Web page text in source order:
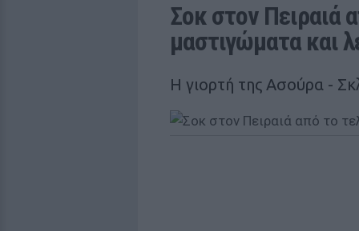
Σοκ στον Πειραιά
μαστιγώματα και
Η γιορτή της Ασούρα -